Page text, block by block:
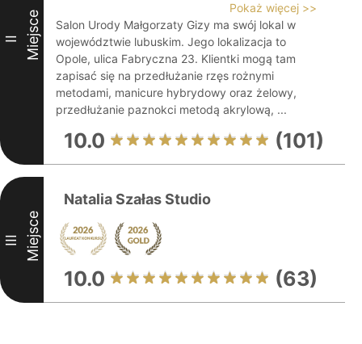
II Miejsce
Pokaż więcej >>
Salon Urody Małgorzaty Gizy ma swój lokal w
województwie lubuskim. Jego lokalizacja to
Opole, ulica Fabryczna 23. Klientki mogą tam
zapisać się na przedłużanie rzęs rożnymi
metodami, manicure hybrydowy oraz żelowy,
przedłużanie paznokci metodą akrylową, ...
10.0 (101)
III Miejsce
Natalia Szałas Studio
10.0 (63)